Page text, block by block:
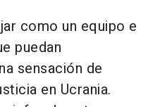
como un equipo e
puedan
sensación de
en Ucrania.